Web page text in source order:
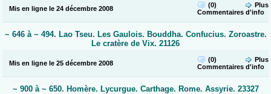
Mis en ligne le 24 décembre 2008
(0)
Commentaires
Plus
d'info
~ 646 à ~ 494. Lao Tseu. Les Gaulois. Bouddha. Confucius. Zoroastre.
Le cratère de Vix. 21126
Mis en ligne le 25 décembre 2008
(0)
Commentaires
Plus
d'info
~ 900 à ~ 650. Homère. Lycurgue. Carthage. Rome. Assyrie. 23327